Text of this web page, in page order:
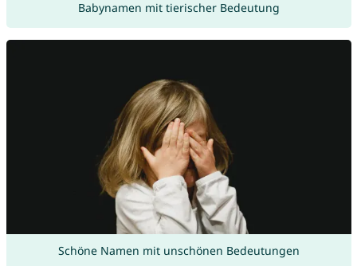
Babynamen mit tierischer Bedeutung
Schöne Namen mit unschönen Bedeutungen